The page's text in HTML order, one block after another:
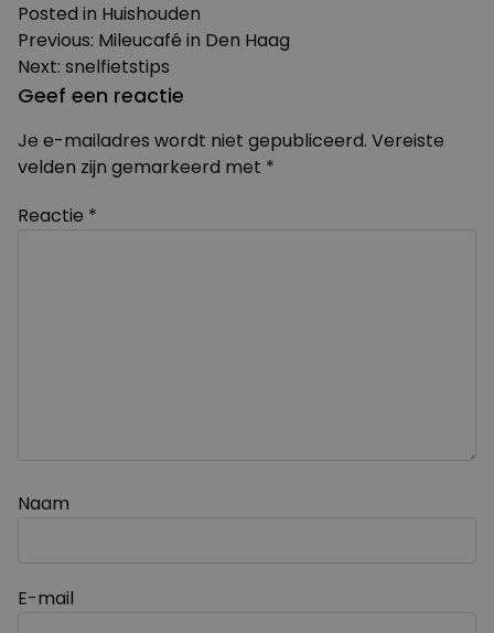
Posted in Huishouden
Bericht
navigatie
Previous: Mileucafé in Den Haag
Next: snelfietstips
Geef een reactie
Je e-mailadres wordt niet gepubliceerd. Vereiste
velden zijn gemarkeerd met *
Reactie *
Naam
E-mail